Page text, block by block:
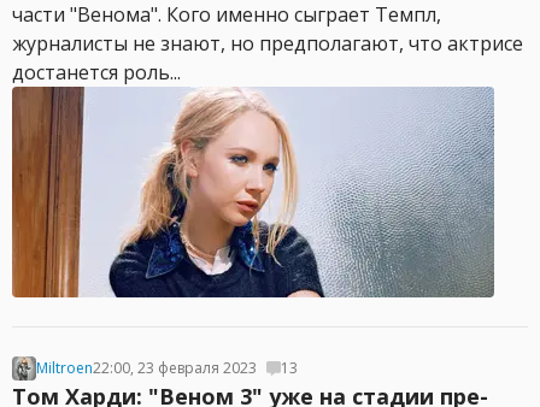
части "Венома". Кого именно сыграет Темпл,
журналисты не знают, но предполагают, что актрисе
достанется роль...
Miltroen22:00, 23 февраля 2023 13
Том Харди: "Веном 3" уже на стадии пре-